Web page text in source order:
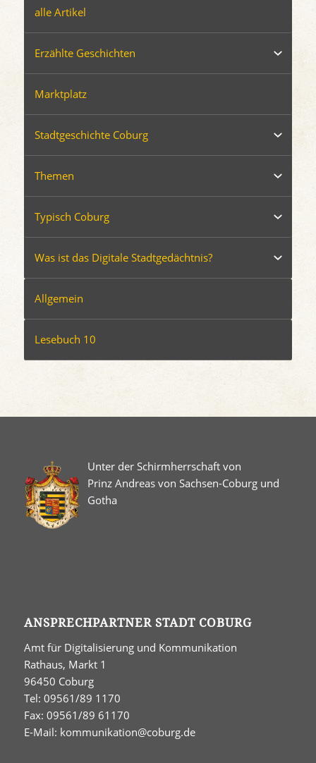
alle Artikel
Erzählte Geschichten
Marktplatz
Stadtgeschichte Coburg
Themen
Typisch Coburg
Was ist das Digitale Stadtgedächtnis?
Allgemein
Lesebuch 10
Unter der Schirmherrschaft von
Prinz Andreas von Sachsen-Coburg und
Gotha
ANSPRECHPARTNER STADT COBURG
Amt für Digitalisierung und Kommunikation
Rathaus, Markt 1
96450 Coburg
Tel: 09561/89 1170
Fax: 09561/89 61170
E-Mail: kommunikation@coburg.de